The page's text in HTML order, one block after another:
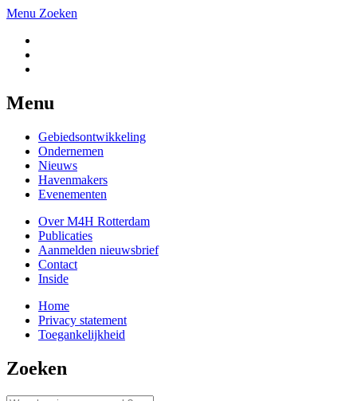
Menu Zoeken
Menu
Gebiedsontwikkeling
Ondernemen
Nieuws
Havenmakers
Evenementen
Over M4H Rotterdam
Publicaties
Aanmelden nieuwsbrief
Contact
Inside
Home
Privacy statement
Toegankelijkheid
Zoeken